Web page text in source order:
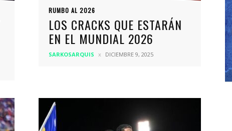
RUMBO AL 2026
LOS CRACKS QUE ESTARÁN
EN EL MUNDIAL 2026
SARKOSARQUIS DICIEMBRE 9, 2025